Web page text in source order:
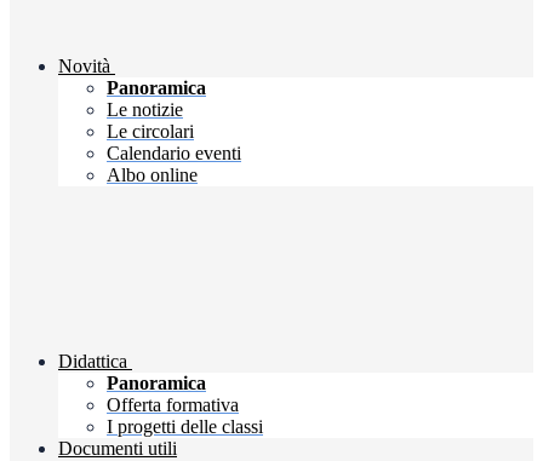
Novità
Panoramica
Le notizie
Le circolari
Calendario eventi
Albo online
Didattica
Panoramica
Offerta formativa
I progetti delle classi
Documenti utili